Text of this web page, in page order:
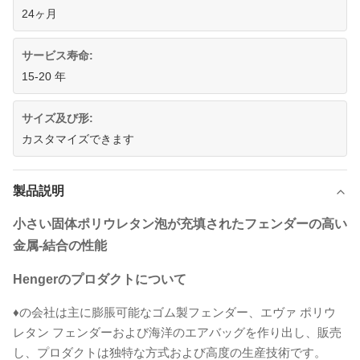
24ヶ月
サービス寿命:
15-20 年
サイズ及び形:
カスタマイズできます
製品説明
小さい固体ポリウレタン泡が充填されたフェンダーの高い
金属-結合の性能
Hengerのプロダクトについて
♦の会社は主に膨脹可能なゴム製フェンダー、エヴァ ポリウ
レタン フェンダーおよび海洋のエアバッグを作り出し、販売
し、プロダクトは独特な方式および高度の生産技術です。